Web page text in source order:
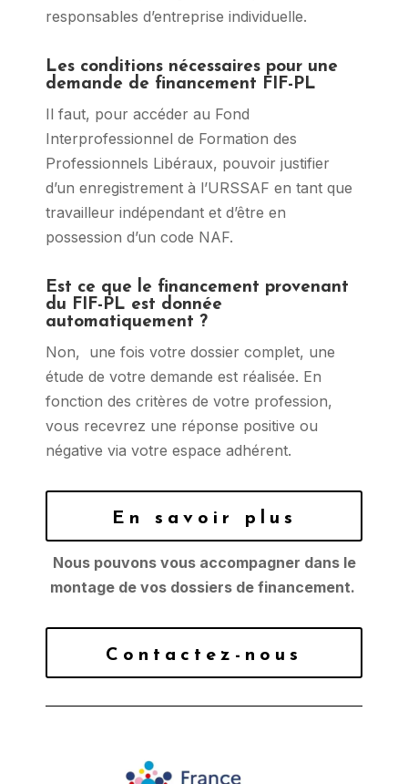
responsables d’entreprise individuelle.
Les conditions nécessaires pour une
demande de financement FIF-PL
Il faut, pour accéder au Fond
Interprofessionnel de Formation des
Professionnels Libéraux, pouvoir justifier
d’un enregistrement à l’URSSAF en tant que
travailleur indépendant et d’être en
possession d’un code NAF.
Est ce que le financement provenant
du FIF-PL est donnée
automatiquement ?
Non, une fois votre dossier complet, une
étude de votre demande est réalisée. En
fonction des critères de votre profession,
vous recevrez une réponse positive ou
négative via votre espace adhérent.
En savoir plus
Nous pouvons vous accompagner dans le
montage de vos dossiers de financement.
Contactez-nous